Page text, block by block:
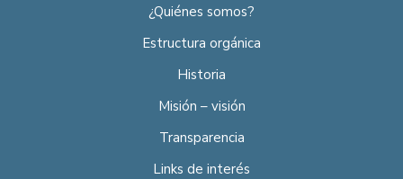
¿Quiénes somos?
Estructura orgánica
Historia
Misión – visión
Transparencia
Links de interés